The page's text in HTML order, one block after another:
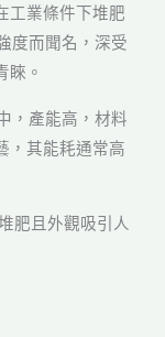
工業條件下堆肥
度而聞名，深受
睞。
，產能高，材料
，其能耗通常高
肥且外觀吸引人